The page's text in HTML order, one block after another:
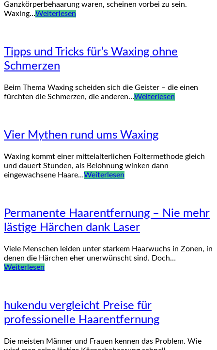
Ganzkörperbehaarung waren, scheinen vorbei zu sein.
Waxing…Weiterlesen
Tipps und Tricks für’s Waxing ohne
Schmerzen
Beim Thema Waxing scheiden sich die Geister – die einen
fürchten die Schmerzen, die anderen…Weiterlesen
Vier Mythen rund ums Waxing
Waxing kommt einer mittelalterlichen Foltermethode gleich
und dauert Stunden, als Belohnung winken dann
eingewachsene Haare…Weiterlesen
Permanente Haarentfernung – Nie mehr
lästige Härchen dank Laser
Viele Menschen leiden unter starkem Haarwuchs in Zonen, in
denen die Härchen eher unerwünscht sind. Doch…
Weiterlesen
hukendu vergleicht Preise für
professionelle Haarentfernung
Die meisten Männer und Frauen kennen das Problem. Wie